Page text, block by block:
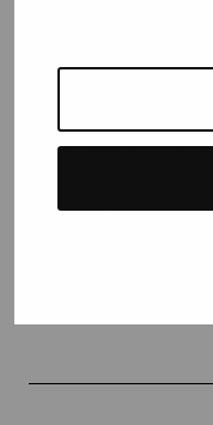
+358 (0)50 371 6339